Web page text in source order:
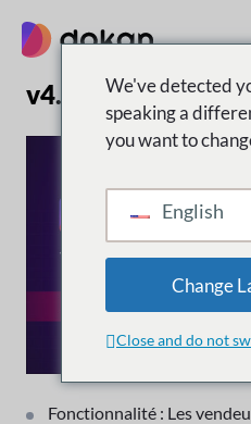
contenu
v4.1.0 | 30
Fonctionnalité : Les
We've detected
speaking a
you want to
English
Change
Close and do not